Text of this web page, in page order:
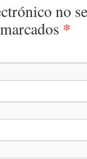
no
*